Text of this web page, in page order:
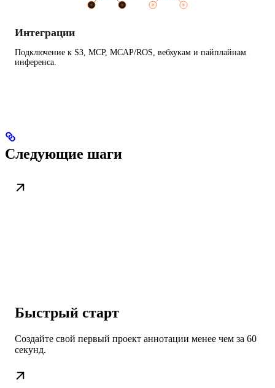
Интеграции
Подключение к S3, MCP, MCAP/ROS, вебхукам и пайплайнам
инференса.
Следующие шаги
Быстрый старт
Создайте свой первый проект аннотации менее чем за 60
секунд.